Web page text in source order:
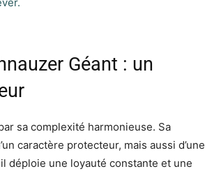
Géant : un
sa complexité harmonieuse. Sa
caractère protecteur, mais aussi d’une
déploie une loyauté constante et une